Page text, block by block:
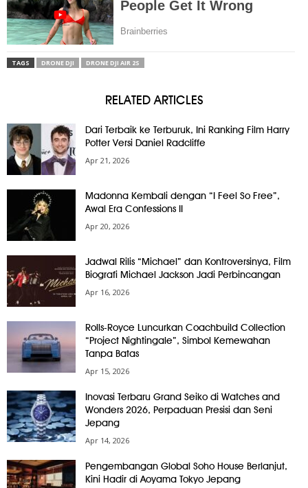
TAGS DRONE DJI DRONE DJI AIR 2S
RELATED ARTICLES
Dari Terbaik ke Terburuk, Ini Ranking Film Harry
Potter Versi Daniel Radcliffe
Apr 21, 2026
Madonna Kembali dengan “I Feel So Free”,
Awal Era Confessions II
Apr 20, 2026
Jadwal Rilis “Michael” dan Kontroversinya, Film
Biografi Michael Jackson Jadi Perbincangan
Apr 16, 2026
Rolls-Royce Luncurkan Coachbuild Collection
“Project Nightingale”, Simbol Kemewahan
Tanpa Batas
Apr 15, 2026
Inovasi Terbaru Grand Seiko di Watches and
Wonders 2026, Perpaduan Presisi dan Seni
Jepang
Apr 14, 2026
Pengembangan Global Soho House Berlanjut,
Kini Hadir di Aoyama Tokyo Jepang